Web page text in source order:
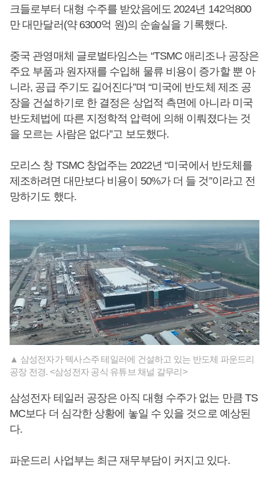
크들로부터 대형 수주를 받았음에도 2024년 142억800
만 대만달러(약 6300억 원)의 순솔실을 기록했다.
중국 관영매체 글로벌타임스는 “TSMC 애리조나 공장은
주요 부품과 원자재를 수입해 물류 비용이 증가할 뿐 아
니라, 공급 주기도 길어진다”며 “미국에 반도체 제조 공
장을 건설하기로 한 결정은 상업적 측면에 아니라 미국
반도체법에 따른 지정학적 압력에 의해 이뤄졌다는 것
을 모르는 사람은 없다”고 보도했다.
모리스 창 TSMC 창업주는 2022년 “미국에서 반도체를
제조하려면 대만보다 비용이 50%가 더 들 것”이라고 전
망하기도 했다.
▲ 삼성전자가 텍사스주 테일러에 건설하고 있는 반도체 파운드리
공장 전경. <삼성전자 공식 유튜브 채널 갈무리>
삼성전자 테일러 공장은 아직 대형 수주가 없는 만큼 TS
MC보다 더 심각한 상황에 놓일 수 있을 것으로 예상된
다.
파운드리 사업부는 최근 재무부담이 커지고 있다.